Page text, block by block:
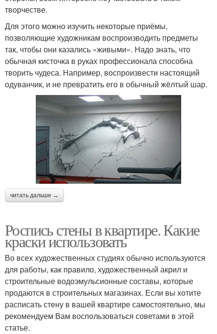
творчестве.
Для этого можно изучить некоторые приёмы,
позволяющие художникам воспроизводить предметы
так, чтобы они казались «живыми». Надо знать, что
обычная кисточка в руках профессионала способна
творить чудеса. Например, воспроизвести настоящий
одуванчик, и не превратить его в обычный жёлтый шар.
читать дальше →
Роспись стены в квартире. Какие
краски использовать
Во всех художественных студиях обычно используются
для работы, как правило, художественный акрил и
строительные водоэмульсионные составы, которые
продаются в строительных магазинах. Если вы хотите
расписать стену в вашей квартире самостоятельно, мы
рекомендуем Вам воспользоваться советами в этой
статье.